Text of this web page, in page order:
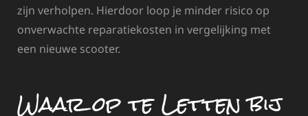
zijn verholpen. Hierdoor loop je minder risico op
onverwachte reparatiekosten in vergelijking met
een nieuwe scooter.
Waar op te Letten bij